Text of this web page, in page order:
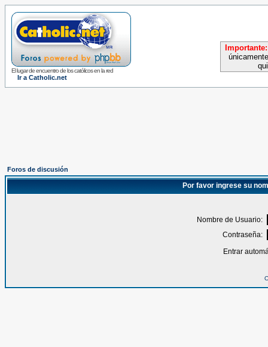
El lugar de encuentro de los católicos en la red
Ir a Catholic.net
Importante:
Foros de discusión
Por favor ingrese su
Nombre de Usuario:
Contraseña:
Entrar